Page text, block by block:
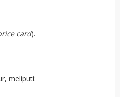
card).
meliputi: